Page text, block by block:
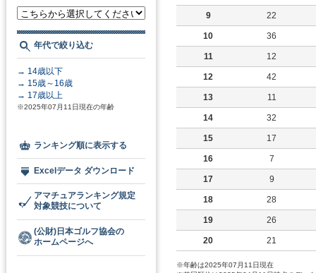
年代で絞り込む
→ 14歳以下
→ 15歳～16歳
→ 17歳以上
※2025年07月11日現在の年齢
ランキング順に表示する
Excelデータ ダウンロード
アマチュアランキング規定
対象競技について
(公財)日本ゴルフ協会の
ホームページへ
9 22
10 36
11 12
12 42
13 11
14 32
15 17
16 7
17 9
18 28
19 26
20 21
※年齢は2025年07月11日現在